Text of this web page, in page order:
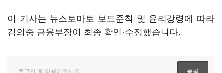
이 기사는 뉴스토마토 보도준칙 및 윤리강령에 따라
김의중 금융부장이 최종 확인·수정했습니다.